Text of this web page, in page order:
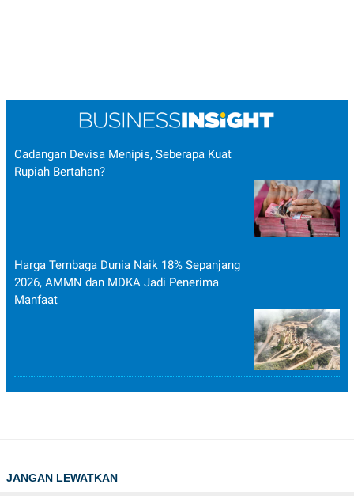
Cadangan Devisa Menipis, Seberapa Kuat
Rupiah Bertahan?
Harga Tembaga Dunia Naik 18% Sepanjang
2026, AMMN dan MDKA Jadi Penerima
Manfaat
JANGAN LEWATKAN